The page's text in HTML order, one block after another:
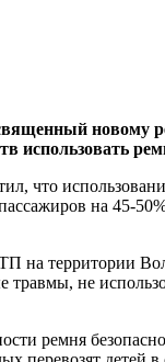
новому
использовать
что
на 45-
на территории
не
ремня